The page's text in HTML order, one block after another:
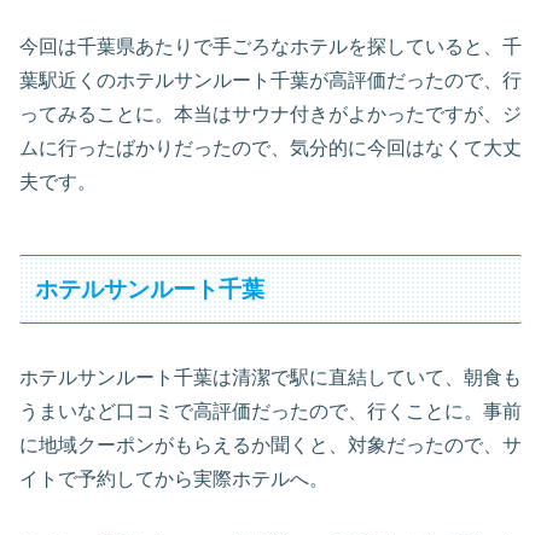
今回は千葉県あたりで手ごろなホテルを探していると、千
葉駅近くのホテルサンルート千葉が高評価だったので、行
ってみることに。本当はサウナ付きがよかったですが、ジ
ムに行ったばかりだったので、気分的に今回はなくて大丈
夫です。
ホテルサンルート千葉
ホテルサンルート千葉は清潔で駅に直結していて、朝食も
うまいなど口コミで高評価だったので、行くことに。事前
に地域クーポンがもらえるか聞くと、対象だったので、サ
イトで予約してから実際ホテルへ。